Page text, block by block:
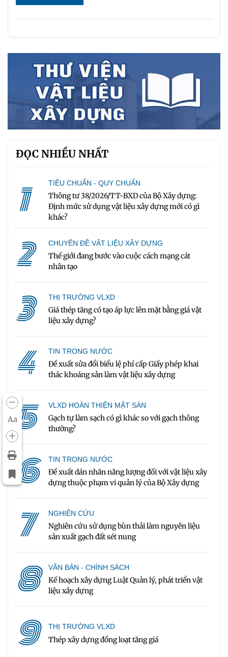
Aa
ĐỌC NHIỀU NHẤT
1 TIÊU CHUẨN - QUY CHUẨN
Thông tư 38/2026/TT-BXD của Bộ Xây dựng:
Định mức sử dụng vật liệu xây dựng mới có gì
khác?
2 CHUYÊN ĐỀ VẬT LIỆU XÂY DỰNG
Thế giới đang bước vào cuộc cách mạng cát
nhân tạo
3 THỊ TRƯỜNG VLXD
Giá thép tăng có tạo áp lực lên mặt bằng giá vật
liệu xây dựng?
4 TIN TRONG NƯỚC
Đề xuất sửa đổi biểu lệ phí cấp Giấy phép khai
thác khoáng sản làm vật liệu xây dựng
5 VLXD HOÀN THIỆN MẶT SÀN
Gạch tự làm sạch có gì khác so với gạch thông
thường?
6 TIN TRONG NƯỚC
Đề xuất dán nhãn năng lượng đối với vật liệu xây
dựng thuộc phạm vi quản lý của Bộ Xây dựng
7 NGHIÊN CỨU
Nghiên cứu sử dụng bùn thải làm nguyên liệu
sản xuất gạch đất sét nung
8 VĂN BẢN - CHÍNH SÁCH
Kế hoạch xây dựng Luật Quản lý, phát triển vật
liệu xây dựng
9 THỊ TRƯỜNG VLXD
Thép xây dựng đồng loạt tăng giá